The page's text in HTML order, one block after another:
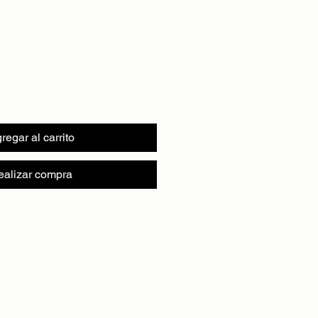
al carrito
compra